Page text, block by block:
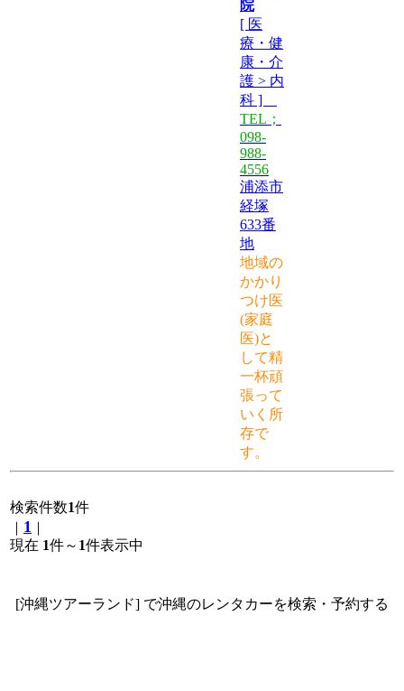
院
[ 医
療・健
康・介
護 > 内
科 ]
TEL；
098-
988-
4556
浦添市
経塚
633番
地
地域の
かかり
つけ医
(家庭
医)と
して精
一杯頑
張って
いく所
存で
す。
検索件数1件
1
現在 1件～ 1件表示中
[沖縄ツアーランド] で沖縄のレンタカーを検索・予約する